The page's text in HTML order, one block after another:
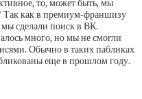
то, может быть, мы
Так как в премиум-франшизу
сделали поиск в ВК.
много, но мы не смогли
Обычно в таких пабликах
еще в прошлом году.